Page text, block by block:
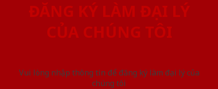
ĐĂNG KÝ LÀM ĐẠI LÝ
CỦA CHÚNG TÔI
Vui lòng nhập thông tin để đăng ký làm đại lý của
chúng tôi